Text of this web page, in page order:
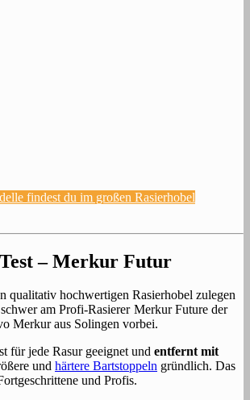
findest du im großen Rasierhobel
– Merkur Futur
qualitativ hochwertigen Rasierhobel zulegen
am Profi-Rasierer Merkur Future der
Merkur aus Solingen vorbei.
für jede Rasur geeignet und entfernt mit
und härtere Bartstoppeln gründlich. Das
und Profis.